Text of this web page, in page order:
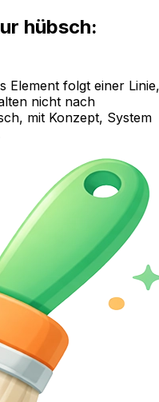
hübsch:
Element folgt einer Linie,
nicht nach
mit Konzept, System